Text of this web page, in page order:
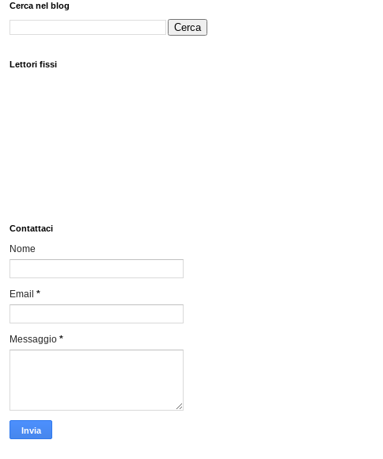
Cerca nel blog
Lettori fissi
Contattaci
Nome
Email *
Messaggio *